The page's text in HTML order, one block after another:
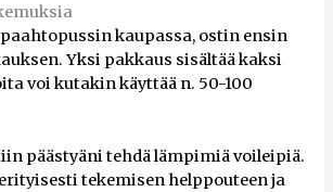
kaupassa, ostin ensin
Yksi pakkaus sisältää kaksi
voi kutakin käyttää n. 50-100
päästyäni tehdä lämpimiä voileipiä.
tekemisen helppouteen ja